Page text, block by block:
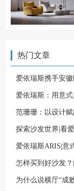
热门文章
爱依瑞斯：用意
探索沙发世界|看